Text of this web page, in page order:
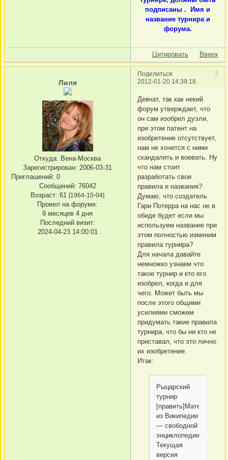
подписаны . Имя и
название турнира и
форума.
Цитировать Вверх
Поделиться
2
2012-01-20 14:39:18
Лиля
Откуда: Вена-Москва
Зарегистрирован: 2006-03-31
Приглашений: 0
Сообщений: 76042
Возраст: 61 [1964-10-04]
Провел на форуме:
9 месяцев 4 дня
Последний визит:
2024-04-23 14:00:01
Девчат, так как некий
форум утверждает, что
он сам изобрел дуэли,
при этом патент на
изобретение отсутствует,
нам не хочется с ними
скандалить и воевать. Ну
что нам стоит
разработать свои
правила и названия?
Думаю, что создатель
Гари Потерра на нас не в
обиде будет если мы
используем название при
этом полностью изменим
правила турнира?
Для начала давайте
немножко узнаем что
такое турнир и кто его
изобрел, когда и для
чего. Может быть мы
после этого общими
усилиями сможем
придумать такие правила
турнира, что бы ни кто не
приставал, что это лично
их изобретение.
Итак:
Рыцарский
турнир
[править]Материал
из Википедии
— свободной
энциклопедии
Текущая
версия